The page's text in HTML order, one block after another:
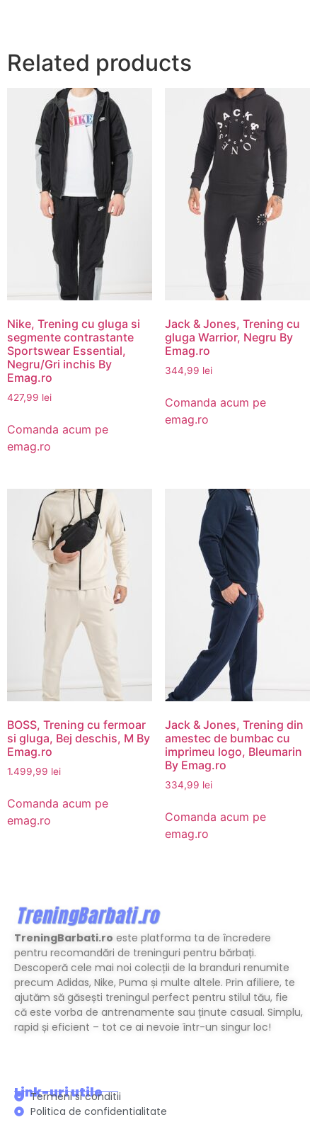
Related products
Nike, Trening cu gluga si
segmente contrastante
Sportswear Essential,
Negru/Gri inchis By
Emag.ro
427,99 lei
Comanda acum pe
emag.ro
Jack & Jones, Trening cu
gluga Warrior, Negru By
Emag.ro
344,99 lei
Comanda acum pe
emag.ro
BOSS, Trening cu fermoar
si gluga, Bej deschis, M By
Emag.ro
1.499,99 lei
Comanda acum pe
emag.ro
Jack & Jones, Trening din
amestec de bumbac cu
imprimeu logo, Bleumarin
By Emag.ro
334,99 lei
Comanda acum pe
emag.ro
TreningBarbati.ro este platforma ta de încredere
pentru recomandări de treninguri pentru bărbați.
Descoperă cele mai noi colecții de la branduri renumite
precum Adidas, Nike, Puma și multe altele. Prin afiliere, te
ajutăm să găsești treningul perfect pentru stilul tău, fie
că este vorba de antrenamente sau ținute casual. Simplu,
rapid și eficient – tot ce ai nevoie într-un singur loc!
Link-uri utile
Termeni si conditii
Politica de confidentialitate